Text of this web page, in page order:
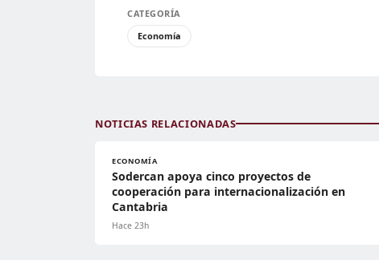
CATEGORÍA
Economía
NOTICIAS RELACIONADAS
ECONOMÍA
Sodercan apoya cinco proyectos de
cooperación para internacionalización en
Cantabria
Hace 23h